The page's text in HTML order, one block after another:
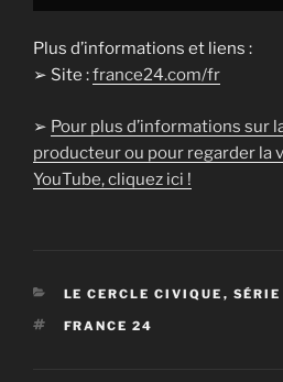
Plus d’informations et liens :
➢ Site :france24.com/fr
➢ Pour plus d’informations sur
producteur ou pour regarder la
YouTube, cliquez ici !
CATÉGORIES
LE CERCLE CIVIQUE ,
ÉTIQUETTES
FRANCE 24